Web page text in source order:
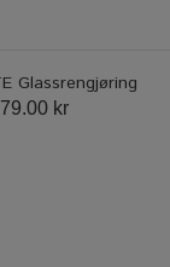
Glassrengjøring
79.00 kr